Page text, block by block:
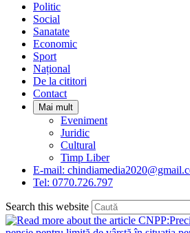
Politic
Social
Sanatate
Economic
Sport
Național
De la cititori
Contact
Mai mult
Eveniment
Juridic
Cultural
Timp Liber
E-mail:
Tel: 0770.726.797
Search this website